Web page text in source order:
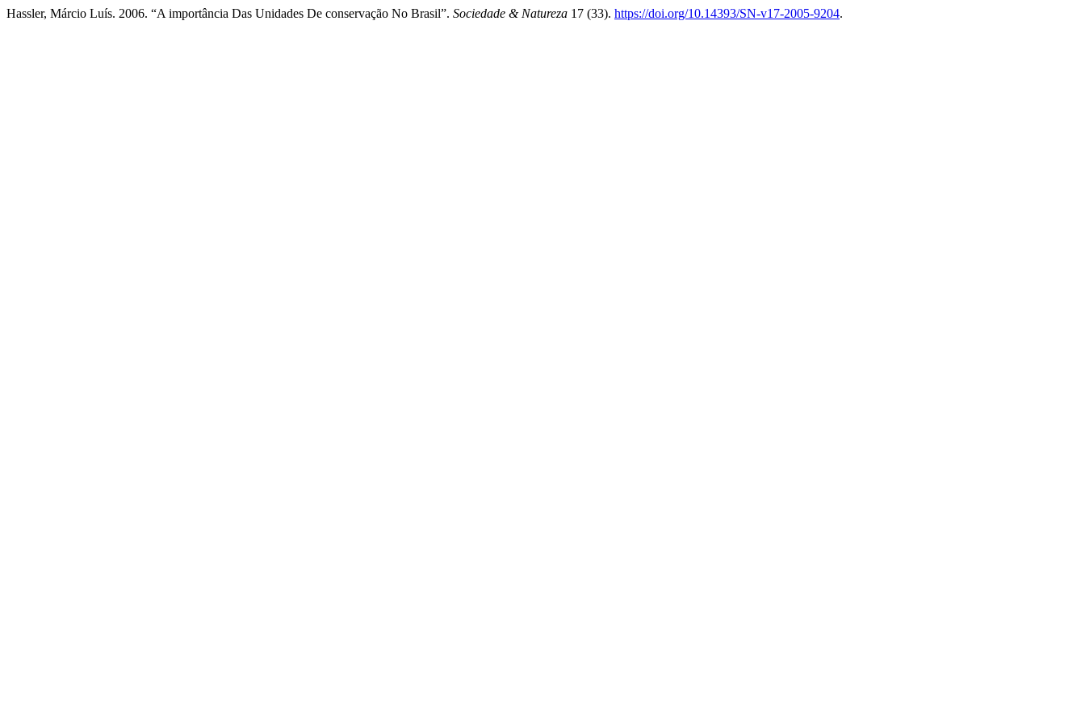
Hassler, Márcio Luís. 2006. “A importância Das Unidades De conservação No Brasil”. Sociedade & Natureza 17 (33). https://doi.org/10.14393/SN-v17-2005-9204.